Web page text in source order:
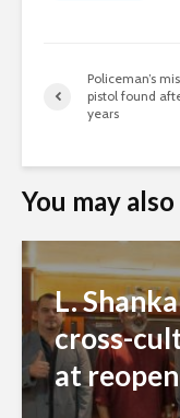
Policeman’s
pistol found
years
You may
L.
cross-
at